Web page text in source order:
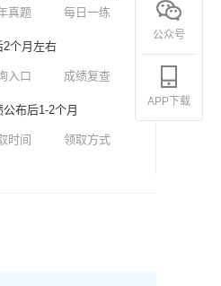
真题 每日一练
2个月左右
入口 成绩复查
公布后1-2个月
时间 领取方式
公众号
APP下载